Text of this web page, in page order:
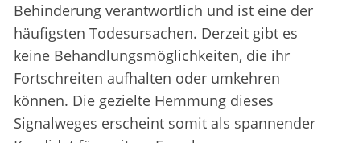
Behinderung verantwortlich und ist eine der
häufigsten Todesursachen. Derzeit gibt es
keine Behandlungsmöglichkeiten, die ihr
Fortschreiten aufhalten oder umkehren
können. Die gezielte Hemmung dieses
Signalweges erscheint somit als spannender